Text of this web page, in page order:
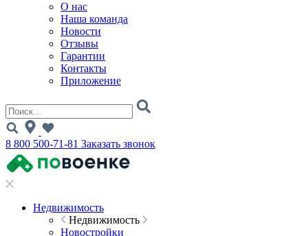
О нас
Наша команда
Новости
Отзывы
Гарантии
Контакты
Приложение
8 800 500-71-81 Заказать звонок
Недвижимость
Недвижимость
Новостройки